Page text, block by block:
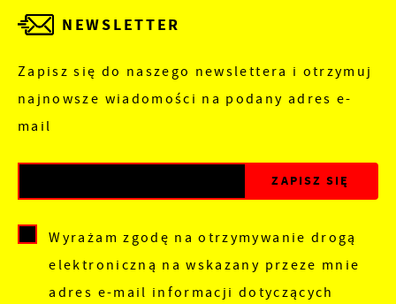
NEWSLETTER
Zapisz się do naszego newslettera i otrzymuj
najnowsze wiadomości na podany adres e-
mail
Wyrażam zgodę na otrzymywanie drogą
elektroniczną na wskazany przeze mnie
adres e-mail informacji dotyczących